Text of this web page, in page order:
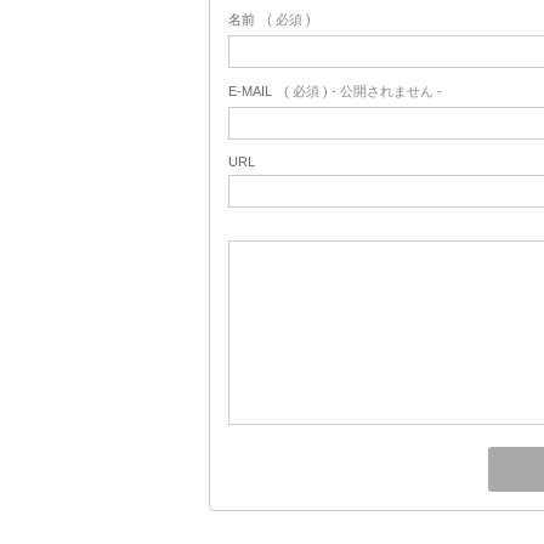
名前 ( 必須 )
E-MAIL ( 必須 ) - 公開されません -
URL